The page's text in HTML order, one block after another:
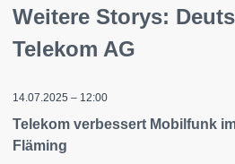
Weitere Storys:
Telekom AG
14.07.2025 – 12:00
Telekom verbessert Mobilfunk
Fläming